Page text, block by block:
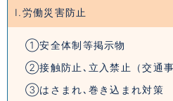
Ⅰ.労働災害防止
①安全体制等掲示物
②接触防止､立入禁止（交通事
③はさまれ､巻き込まれ対策